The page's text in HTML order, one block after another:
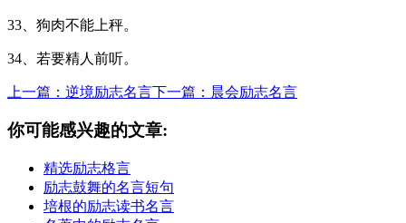
33、狗肉不能上秤。
34、若要精人前听。
上一篇：逆境励志名言下一篇：晨会励志名言
你可能感兴趣的文章:
精选励志格言
励志鼓舞的名言短句
培根的励志读书名言